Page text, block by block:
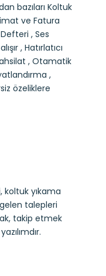
bazıları Koltuk
ve Fatura
, Ses
, Hatırlatıcı
, Otamatik
,
özeliklere
koltuk yıkama
talepleri
takip etmek